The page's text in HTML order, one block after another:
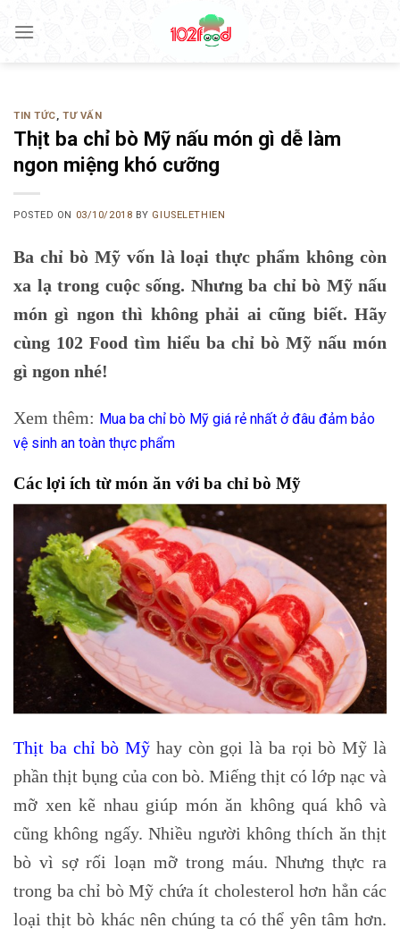
TIN TỨC,TƯ VẤN
Thịt ba chỉ bò Mỹ nấu món gì dễ làm
ngon miệng khó cưỡng
POSTED ON 03/10/2018 BY GIUSELETHIEN
Ba chỉ bò Mỹ vốn là loại thực phẩm không còn
xa lạ trong cuộc sống. Nhưng ba chỉ bò Mỹ nấu
món gì ngon thì không phải ai cũng biết. Hãy
cùng 102 Food tìm hiểu ba chỉ bò Mỹ nấu món
gì ngon nhé!
Xem thêm: Mua ba chỉ bò Mỹ giá rẻ nhất ở đâu đảm bảo
vệ sinh an toàn thực phẩm
Các lợi ích từ món ăn với ba chỉ bò Mỹ
Thịt ba chỉ bò Mỹ hay còn gọi là ba rọi bò Mỹ là
phần thịt bụng của con bò. Miếng thịt có lớp nạc và
mỡ xen kẽ nhau giúp món ăn không quá khô và
cũng không ngấy. Nhiều người không thích ăn thịt
bò vì sợ rối loạn mỡ trong máu. Nhưng thực ra
trong ba chỉ bò Mỹ chứa ít cholesterol hơn hẳn các
loại thịt bò khác nên chúng ta có thể yên tâm hơn.